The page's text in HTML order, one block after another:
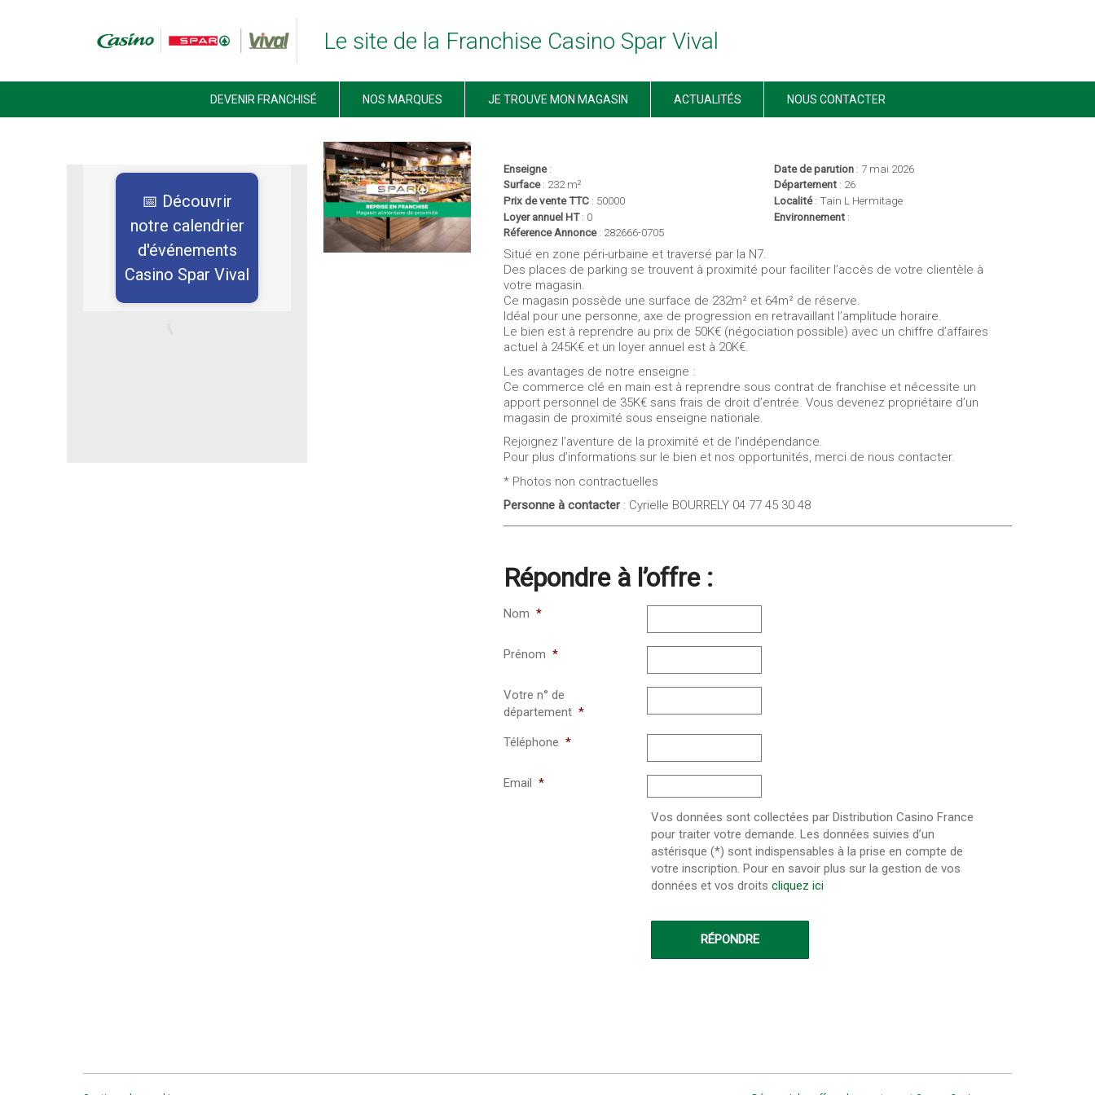
ACCUEIL FRANCHISE CASINO SPAR VIVAL
DEVENIR FRANCHISÉ
Le site de la Franchise Casino Spar Vival
DEVENIR FRANCHISÉ NOS MARQUES JE TROUVE MON MAGASIN ACTUALITÉS NOUS CONTACTER
Enseigne:
Surface: 232 m²
Prix de vente TTC : 50000
Loyer annuel HT: 0
Réference Annonce: 282666-0705
Date de parution : 7 mai 2026
Département : 26
Localité: Tain L Hermitage
Environnement :
Situé en zone péri-urbaine et traversé par la N7.
Des places de parking se trouvent à proximité pour faciliter l’accès de votre clientèle à
votre magasin.
Ce magasin possède une surface de 232m² et 64m² de réserve.
Idéal pour une personne, axe de progression en retravaillant l’amplitude horaire.
Le bien est à reprendre au prix de 50K€ (négociation possible) avec un chiffre d’affaires
actuel à 245K€ et un loyer annuel est à 20K€.
Les avantages de notre enseigne :
Ce commerce clé en main est à reprendre sous contrat de franchise et nécessite un
apport personnel de 35K€ sans frais de droit d’entrée. Vous devenez propriétaire d’un
magasin de proximité sous enseigne nationale.
Rejoignez l’aventure de la proximité et de l’indépendance.
Pour plus d’informations sur le bien et nos opportunités, merci de nous contacter.
* Photos non contractuelles
Personne à contacter: Cyrielle BOURRELY 04 77 45 30 48
Répondre à l’offre :
Nom *
Prénom *
Votre n° de
département *
Téléphone *
Email *
Vos données sont collectées par Distribution Casino France
pour traiter votre demande. Les données suivies d’un
astérisque (*) sont indispensables à la prise en compte de
votre inscription. Pour en savoir plus sur la gestion de vos
données et vos droitscliquez ici
📅 Découvrir
notre calendrier
d'événements
Casino Spar Vival